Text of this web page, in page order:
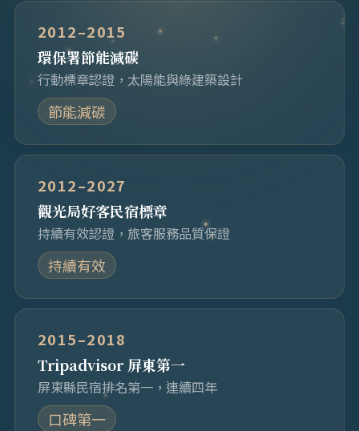
2012–2015
環保署節能減碳
行動標章認證，太陽能與綠建築設計
節能減碳
2012–2027
觀光局好客民宿標章
持續有效認證，旅客服務品質保證
持續有效
2015–2018
Tripadvisor 屏東第一
屏東縣民宿排名第一，連續四年
口碑第一